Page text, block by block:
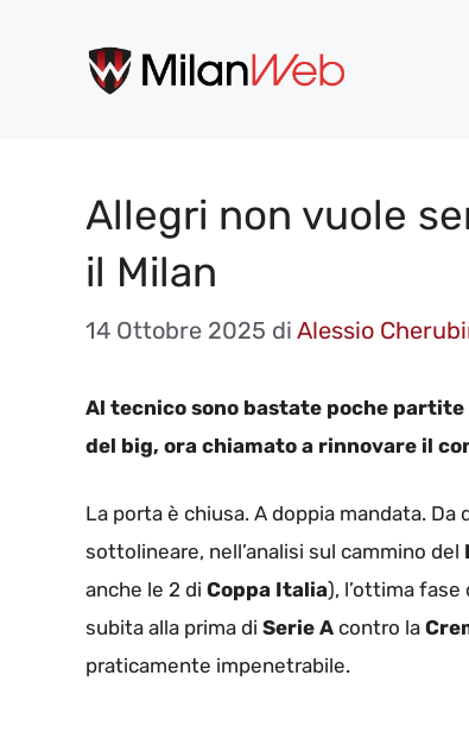
Allegri non vuole
il Milan
14 Ottobre 2025 di Alessio
Al tecnico sono bastate poche
del big, ora chiamato a rinnovare il
La porta è chiusa. A doppia mandata.
sottolineare, nell’analisi sul cammino del
anche le 2 di Coppa Italia), l’ottima
subita alla prima di Serie A contro la
praticamente impenetrabile.